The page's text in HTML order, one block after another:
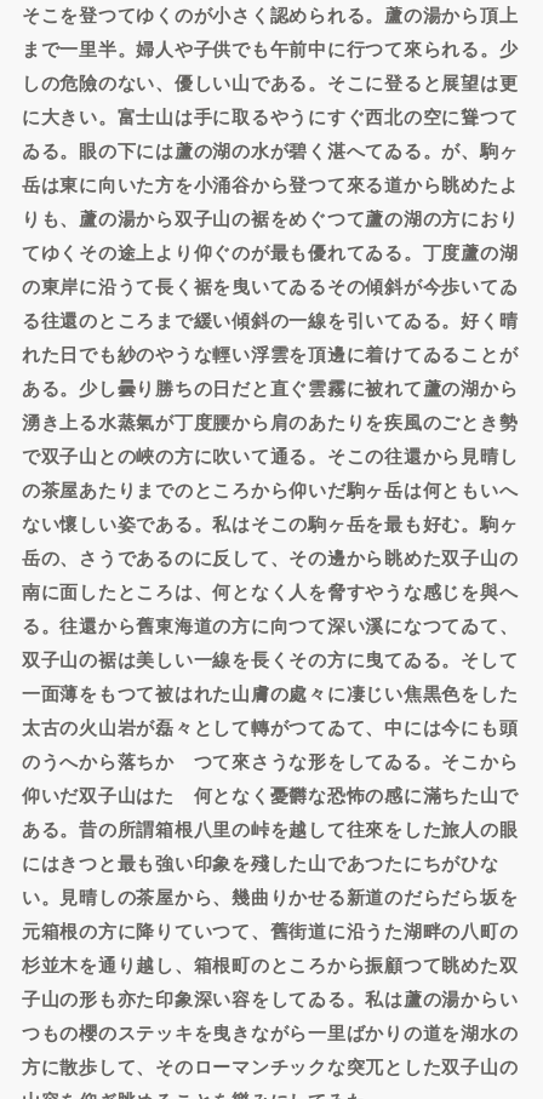
そこを登つてゆくのが小さく認められる。蘆の湯から頂上
まで一里半。婦人や子供でも午前中に行つて來られる。少
しの危險のない、優しい山である。そこに登ると展望は更
に大きい。富士山は手に取るやうにすぐ西北の空に聳つて
ゐる。眼の下には蘆の湖の水が碧く湛へてゐる。が、駒ヶ
岳は東に向いた方を小涌谷から登つて來る道から眺めたよ
りも、蘆の湯から双子山の裾をめぐつて蘆の湖の方におり
てゆくその途上より仰ぐのが最も優れてゐる。丁度蘆の湖
の東岸に沿うて長く裾を曳いてゐるその傾斜が今歩いてゐ
る往還のところまで緩い傾斜の一線を引いてゐる。好く晴
れた日でも紗のやうな輕い浮雲を頂邊に着けてゐることが
ある。少し曇り勝ちの日だと直ぐ雲霧に被れて蘆の湖から
湧き上る水蒸氣が丁度腰から肩のあたりを疾風のごとき勢
で双子山との峽の方に吹いて通る。そこの往還から見晴し
の茶屋あたりまでのところから仰いだ駒ヶ岳は何ともいへ
ない懷しい姿である。私はそこの駒ヶ岳を最も好む。駒ヶ
岳の、さうであるのに反して、その邊から眺めた双子山の
南に面したところは、何となく人を脅すやうな感じを與へ
る。往還から舊東海道の方に向つて深い溪になつてゐて、
双子山の裾は美しい一線を長くその方に曳てゐる。そして
一面薄をもつて被はれた山膚の處々に凄じい焦黒色をした
太古の火山岩が磊々として轉がつてゐて、中には今にも頭
のうへから落ちかゝつて來さうな形をしてゐる。そこから
仰いだ双子山はたゞ何となく憂欝な恐怖の感に滿ちた山で
ある。昔の所謂箱根八里の峠を越して往來をした旅人の眼
にはきつと最も強い印象を殘した山であつたにちがひな
い。見晴しの茶屋から、幾曲りかせる新道のだらだら坂を
元箱根の方に降りていつて、舊街道に沿うた湖畔の八町の
杉並木を通り越し、箱根町のところから振顧つて眺めた双
子山の形も亦た印象深い容をしてゐる。私は蘆の湯からい
つもの櫻のステッキを曳きながら一里ばかりの道を湖水の
方に散歩して、そのローマンチックな突兀とした双子山の